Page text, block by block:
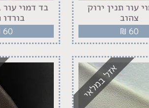
עור תנין ירוק
צהוב
₪ 60
בד דמוי
בורדו
60
אזל במלאי